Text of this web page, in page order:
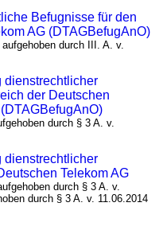
Befugnisse für den
AG (DTAGBefugAnO)
durch III. A. v.
dienstrechtlicher
der Deutschen
durch § 3 A. v.
dienstrechtlicher
Telekom AG
durch § 3 A. v.
durch § 3 A. v. 11.06.2014